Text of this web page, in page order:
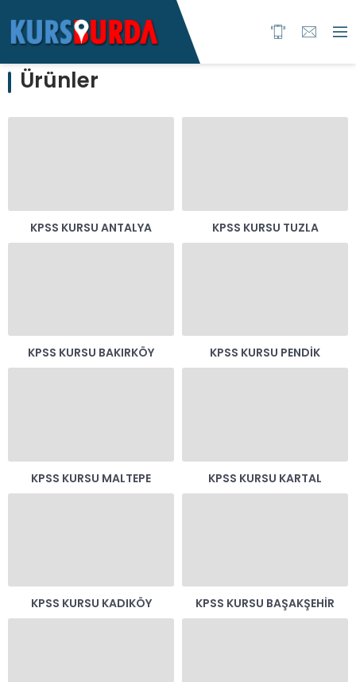
Ürünler
KPSS KURSU ANTALYA KPSS KURSU TUZLA
KPSS KURSU BAKIRKÖY KPSS KURSU PENDIK
KPSS KURSU MALTEPE KPSS KURSU KARTAL
KPSS KURSU KADIKÖY KPSS KURSU BAŞAKŞEHIR